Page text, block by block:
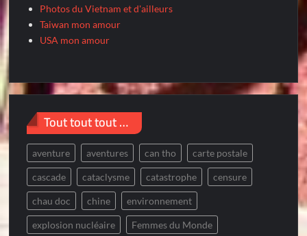
Photos du Vietnam et d'ailleurs
Taiwan mon amour
USA mon amour
Tout tout tout …
aventure aventures can tho carte postale
cascade cataclysme catastrophe censure
chau doc chine environnement
explosion nucléaire Femmes du Monde